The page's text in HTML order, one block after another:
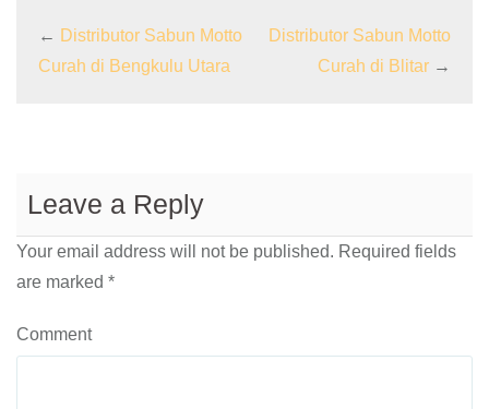
← Distributor Sabun Motto
Curah di Bengkulu Utara
Distributor Sabun Motto
Curah di Blitar →
Leave a Reply
Your email address will not be published. Required fields
are marked *
Comment